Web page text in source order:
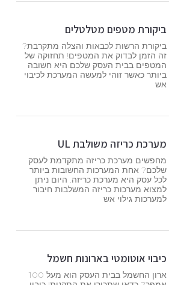
ביקורת מטפים מטלטלים
ביקורת הרשות לכבאות והצלה מתקרבת?
זה הזמן לבדוק את המטפים! תחזוקה של
המטפים בבית העסק שלכם היא חשובה
ביותר כאשר זוהי למעשה המערכת לכיבוי
אש
מערכת כריזה משולבת UL
מחפשים מערכת כריזה מתקדמת לעסק
שלכם? אחת המערכות החשובות ביותר
לכל עסק היא מערכת כריזה. היום ניתן
למצוא מערכות כריזה המשלבות חיבור
למערכות גילוי אש
כיבוי אוטומטי בארונות חשמל
ארון החשמל בבית העסק הוא מעל 100